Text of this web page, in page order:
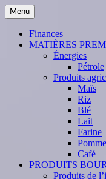
Skip
to
content
Menu
Finances
MATIÈRES
Énergies
Pétrole
Produits
Maïs
Riz
Blé
Lait
Farine
Café
PRODUITS
Produits de